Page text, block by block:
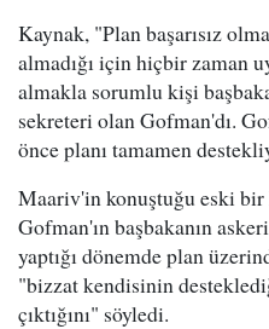
Kaynak, "Plan başarısız
almadığı için hiçbir zaman
almakla sorumlu kişi
sekreteri olan Gofman'dı.
önce planı tamamen
Maariv'in konuştuğu eski
Gofman'ın başbakanın
yaptığı dönemde plan
"bizzat kendisinin
çıktığını" söyledi.